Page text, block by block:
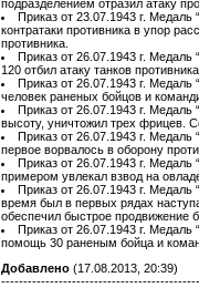
подразделением отразил атаку
Приказ от 23.07.1943 г.
контратаки противника в упор
противника.
Приказ от 26.07.1943 г.
120 отбил атаку танков
Приказ от 26.07.1943 г. Медаль
человек раненых бойцов и
Приказ от 26.07.1943 г.
высоту, уничтожил трех фрицев.
Приказ от 26.07.1943 г.
первое ворвалось в оборону
Приказ от 26.07.1943 г.
примером увлекал взвод на
Приказ от 26.07.1943 г.
время был в первых рядах
обеспечил быстрое продвижение
Приказ от 26.07.1943 г. Медаль
помощь 30 раненым бойца и
Добавлено (17.08.2013, 20:39)
---------------------------------------------